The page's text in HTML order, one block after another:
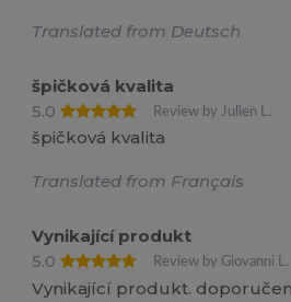
Translated from Deutsch
špičková kvalita
5.0
Review by Julien L.
špičková kvalita
Translated from Français
Vynikající produkt
5.0
Review by Giovanni L.
Vynikající produkt.